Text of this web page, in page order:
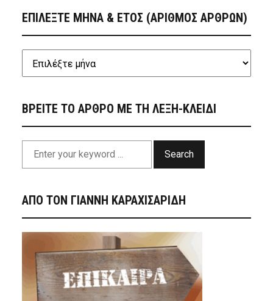
ΕΠΙΛΕΞΤΕ ΜΗΝΑ & ΕΤΟΣ (ΑΡΙΘΜΟΣ ΑΡΘΡΩΝ)
ΒΡΕΙΤΕ ΤΟ ΑΡΘΡΟ ΜΕ ΤΗ ΛΕΞΗ-ΚΛΕΙΔΙ
Search
ΑΠΟ ΤΟΝ ΓΙΑΝΝΗ ΚΑΡΑΧΙΣΑΡΙΔΗ